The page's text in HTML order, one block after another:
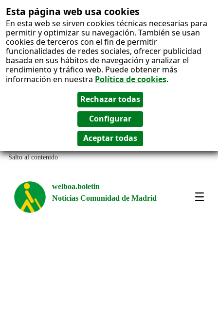
Esta página web usa cookies
En esta web se sirven cookies técnicas necesarias para
permitir y optimizar su navegación. También se usan
cookies de terceros con el fin de permitir
funcionalidades de redes sociales, ofrecer publicidad
basada en sus hábitos de navegación y analizar el
rendimiento y tráfico web. Puede obtener más
información en nuestra Política de cookies.
Salto al contenido
welboa.boletin
Noticias Comunidad de Madrid